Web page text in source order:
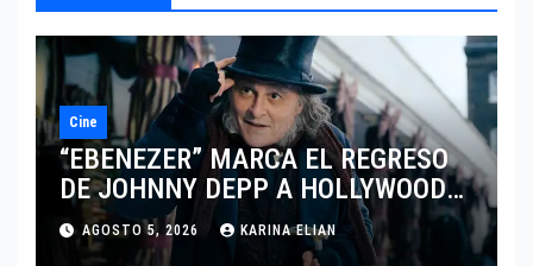
Cine
“EBENEZER” MARCA EL REGRESO
DE JOHNNY DEPP A HOLLYWOOD
TRAS SU PASO POR EL CINE
INDEPENDIENTE EUROPEO
AGOSTO 5, 2026 KARINA ELIAN